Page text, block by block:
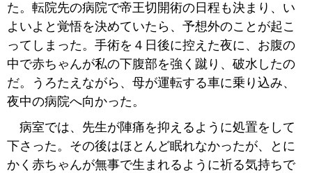
た。転院先の病院で帝王切開術の日程も決まり、い
よいよと覚悟を決めていたら、予想外のことが起こ
ってしまった。手術を４日後に控えた夜に、お腹の
中で赤ちゃんが私の下腹部を強く蹴り、破水したの
だ。うろたえながら、母が運転する車に乗り込み、
夜中の病院へ向かった。
病室では、先生が陣痛を抑えるように処置をして
下さった。その後はほとんど眠れなかったが、とに
かく赤ちゃんが無事で生まれるように祈る気持ちで